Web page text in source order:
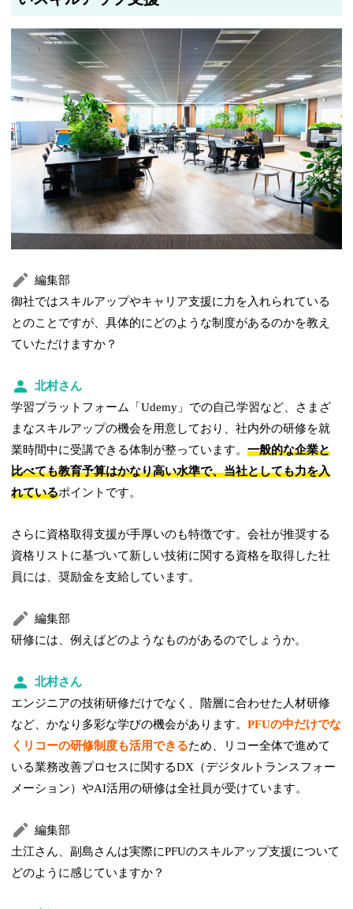
編集部
御社ではスキルアップやキャリア支援に力を入れられている
とのことですが、具体的にどのような制度があるのかを教え
ていただけますか？
北村さん
学習プラットフォーム「Udemy」での自己学習など、さまざ
まなスキルアップの機会を用意しており、社内外の研修を就
業時間中に受講できる体制が整っています。一般的な企業と
比べても教育予算はかなり高い水準で、当社としても力を入
れているポイントです。
さらに資格取得支援が手厚いのも特徴です。会社が推奨する
資格リストに基づいて新しい技術に関する資格を取得した社
員には、奨励金を支給しています。
編集部
研修には、例えばどのようなものがあるのでしょうか。
北村さん
エンジニアの技術研修だけでなく、階層に合わせた人材研修
など、かなり多彩な学びの機会があります。PFUの中だけでな
くリコーの研修制度も活用できるため、リコー全体で進めて
いる業務改善プロセスに関するDX（デジタルトランスフォー
メーション）やAI活用の研修は全社員が受けています。
編集部
土江さん、副島さんは実際にPFUのスキルアップ支援について
どのように感じていますか？